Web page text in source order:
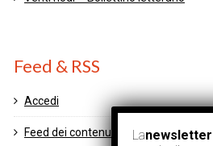
Feed & RSS
Accedi
Feed dei contenuti Lanewsletter